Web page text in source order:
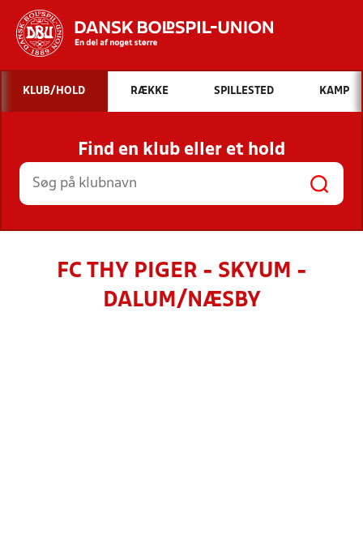
Hvad vil du søge efter?
INDHOLD OG NYHEDER
STILLINGER, RESULTATER, KLUBBER OG
HOLD
KLUB/HOLD RÆKKE SPILLESTED KAMP
Find en klub eller et hold
FC THY PIGER - SKYUM -
DALUM/NÆSBY